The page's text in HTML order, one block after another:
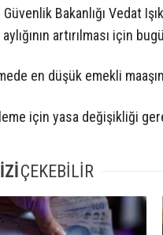
Bakanlığı Vedat
artırılması için
en düşük emekli
için yasa değişikliği
ÇEKEBİLİR